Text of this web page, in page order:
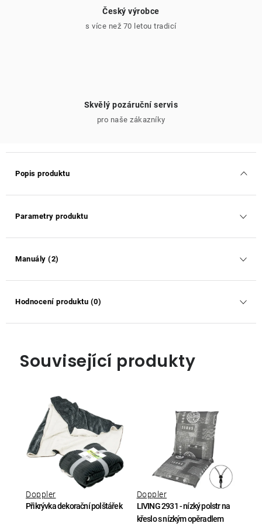
Český výrobce
s více než 70 letou tradicí
Skvělý pozáruční servis
pro naše zákazníky
Popis produktu
Parametry produktu
Manuály (2)
Hodnocení produktu (0)
Související produkty
Přikrývka dekorační polštářek
Doppler
LIVING 2931 - nízký polstr na
křeslo s nízkým opěradlem
Doppler